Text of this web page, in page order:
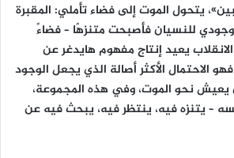
يتحول الموت إلى فضاء تأملي: المقبرة
للنسيان فأصبحت متنزهًا – فضاءً
الانقلاب يعيد إنتاج مفهوم هايدغر عن
الاحتمال الأكثر أصالة الذي يجعل الوجود
يعيش نحو الموت، وفي هذه المجموعة،
– يتنزه فيه، ينتظر فيه، يبحث فيه عن